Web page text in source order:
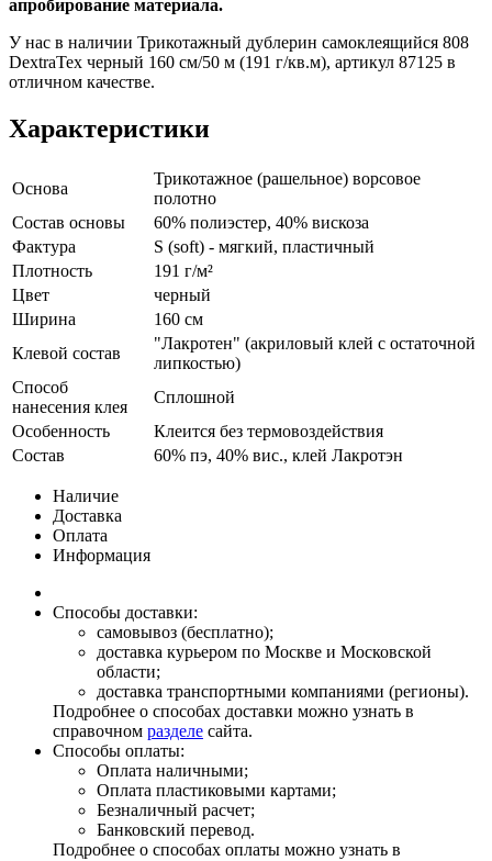
апробирование материала.
У нас в наличии Трикотажный дублерин самоклеящийся 808
DextraTex черный 160 см/50 м (191 г/кв.м), артикул 87125 в
отличном качестве.
Характеристики
Основа
Трикотажное (рашельное) ворсовое
полотно
Состав основы
60% полиэстер, 40% вискоза
Фактура
S (soft) - мягкий, пластичный
Плотность
191 г/м²
Цвет
черный
Ширина
160 см
Клевой состав
"Лакротен" (акриловый клей с остаточной
липкостью)
Способ
нанесения клея
Сплошной
Особенность
Клеится без термовоздействия
Состав
60% пэ, 40% вис., клей Лакротэн
Наличие
Доставка
Оплата
Информация
Способы доставки:
самовывоз (бесплатно);
доставка курьером по Москве и Московской
области;
доставка транспортными компаниями (регионы).
Подробнее о способах доставки можно узнать в
справочном разделе сайта.
Способы оплаты:
Оплата наличными;
Оплата пластиковыми картами;
Безналичный расчет;
Банковский перевод.
Подробнее о способах оплаты можно узнать в